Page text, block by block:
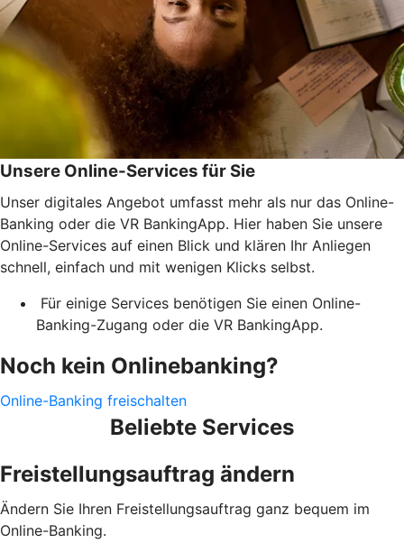
Unsere Online-Services für Sie
Unser digitales Angebot umfasst mehr als nur das Online-
Banking oder die VR BankingApp. Hier haben Sie unsere
Online-Services auf einen Blick und klären Ihr Anliegen
schnell, einfach und mit wenigen Klicks selbst.
Für einige Services benötigen Sie einen Online-
Banking-Zugang oder die VR BankingApp.
Noch kein Onlinebanking?
Online-Banking freischalten
Beliebte Services
Freistellungsauftrag ändern
Ändern Sie Ihren Freistellungsauftrag ganz bequem im
Online-Banking.